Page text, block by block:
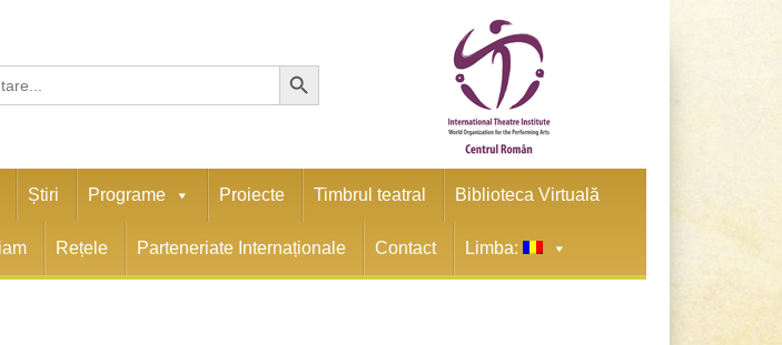
Search Button
Știri Programe Proiecte Timbrul teatral Biblioteca Virtuală
Rețele Parteneriate Internaționale Contact Limba: